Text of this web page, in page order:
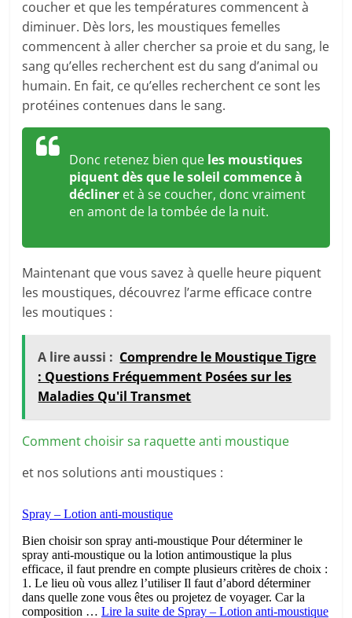
coucher et que les températures commencent à
diminuer. Dès lors, les moustiques femelles
commencent à aller chercher sa proie et du sang, le
sang qu’elles recherchent est du sang d’animal ou
humain. En fait, ce qu’elles recherchent ce sont les
protéines contenues dans le sang.
Donc retenez bien que les moustiques
piquent dès que le soleil commence à
décliner et à se coucher, donc vraiment
en amont de la tombée de la nuit.
Maintenant que vous savez à quelle heure piquent
les moustiques, découvrez l’arme efficace contre
les moutiques :
A lire aussi : Comprendre le Moustique Tigre
: Questions Fréquemment Posées sur les
Maladies Qu'il Transmet
Comment choisir sa raquette anti moustique
et nos solutions anti moustiques :